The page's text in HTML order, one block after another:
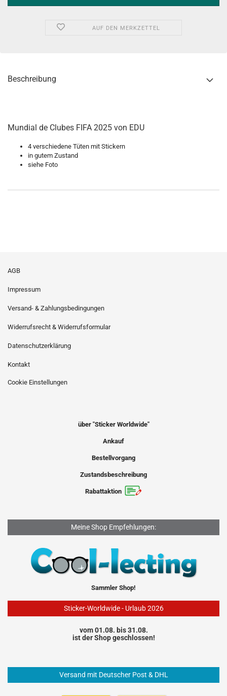
AUF DEN MERKZETTEL
Beschreibung
Mundial de Clubes FIFA 2025 von EDU
4 verschiedene Tüten mit Stickern
in gutem Zustand
siehe Foto
AGB
Impressum
Versand- & Zahlungsbedingungen
Widerrufsrecht & Widerrufsformular
Datenschutzerklärung
Kontakt
Cookie Einstellungen
über "Sticker Worldwide"
Ankauf
Bestellvorgang
Zustandsbeschreibung
Rabattaktion
Meine Shop Empfehlungen:
Sammler Shop!
Sticker-Worldwide - Urlaub 2026
vom 01.08. bis 31.08.
ist der Shop geschlossen!
Versand mit Deutscher Post & DHL